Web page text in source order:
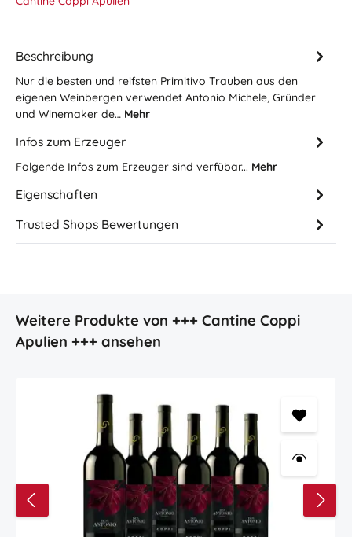
Beschreibung
Nur die besten und reifsten Primitivo Trauben aus den
eigenen Weinbergen verwendet Antonio Michele, Gründer
und Winemaker de… Mehr
Infos zum Erzeuger
Folgende Infos zum Erzeuger sind verfübar... Mehr
Eigenschaften
Trusted Shops Bewertungen
Produktgalerie überspringen
Weitere Produkte von +++ Cantine Coppi
Apulien +++ ansehen